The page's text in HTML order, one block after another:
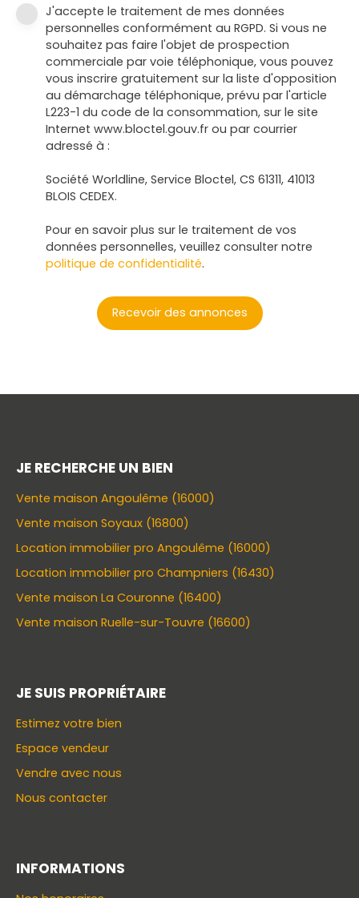
J'accepte le traitement de mes données
personnelles conformément au RGPD. Si vous ne
souhaitez pas faire l'objet de prospection
commerciale par voie téléphonique, vous pouvez
vous inscrire gratuitement sur la liste d'opposition
au démarchage téléphonique, prévu par l'article
L223-1 du code de la consommation, sur le site
Internet www.bloctel.gouv.fr ou par courrier
adressé à :
Société Worldline, Service Bloctel, CS 61311, 41013
BLOIS CEDEX.
Pour en savoir plus sur le traitement de vos
données personnelles, veuillez consulter notre
politique de confidentialité.
Recevoir des annonces
JE RECHERCHE UN BIEN
Vente maison Angoulême (16000)
Vente maison Soyaux (16800)
Location immobilier pro Angoulême (16000)
Location immobilier pro Champniers (16430)
Vente maison La Couronne (16400)
Vente maison Ruelle-sur-Touvre (16600)
JE SUIS PROPRIÉTAIRE
Estimez votre bien
Espace vendeur
Vendre avec nous
Nous contacter
INFORMATIONS